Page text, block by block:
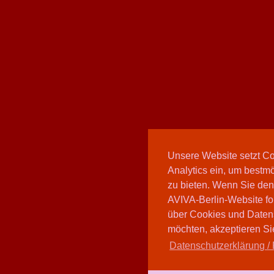
Unsere Website setzt
Analytics ein, um
zu bieten. Wenn Sie
AVIVA-Berlin-Website
über Cookies und
möchten, akzeptieren
Datenschutzerklärung /